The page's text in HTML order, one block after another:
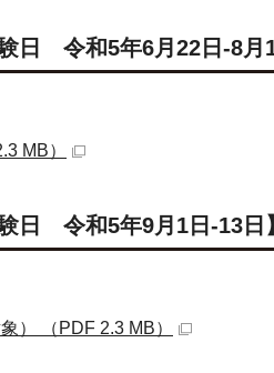
日 令和5年6月22日-8月
MB）
日 令和5年9月1日-13日】
） （PDF 2.3 MB）